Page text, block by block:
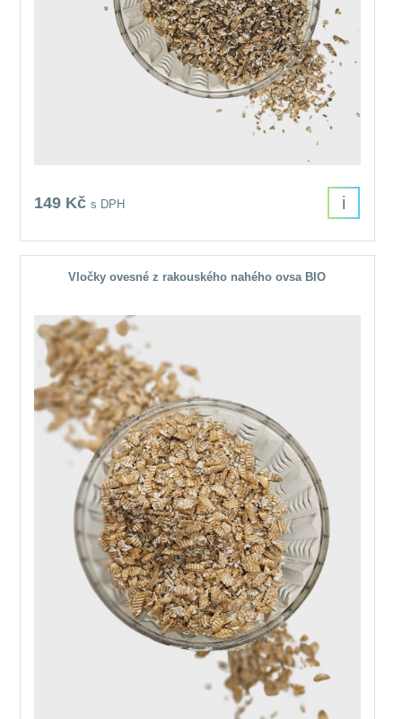
149 Kčs DPH i
Vločky ovesné z rakouského nahého ovsa BIO